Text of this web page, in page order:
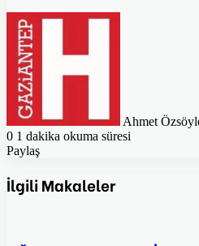
Ahmet
0 1 dakika okuma süresi
Paylaş
Posta
ile
İlgili Makaleler